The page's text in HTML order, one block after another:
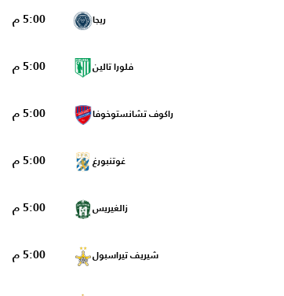
ريجا 5:00 م
فلورا تالين 5:00 م
راكوف تشانستوخوفا 5:00 م
غوتنبورغ 5:00 م
زالغيريس 5:00 م
شيريف تيراسبول 5:00 م